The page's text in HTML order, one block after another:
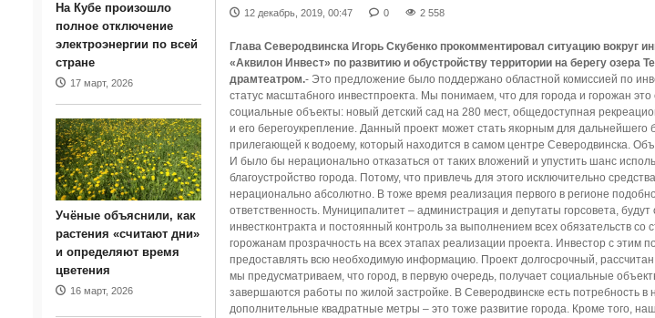
18.04.2026 - Мобильные комплексы
появились в Монтгомери
12 декабрь, 2019, 00:47 0 2 558
Глава Северодвинска Игорь Скубенко прокомментировал ситуацию вокруг
«Аквилон Инвест» по развитию и обустройству территории на берегу озера
драмтеатром.- Это предложение было поддержано областной комиссией по
статус масштабного инвестпроекта. Мы понимаем, что для города и горожан
социальные объекты: новый детский сад на 280 мест, общедоступная
и его берегоукрепление. Данный проект может стать якорным для дальнейшего
прилегающей к водоему, который находится в самом центре Северодвинска.
И было бы нерационально отказаться от таких вложений и упустить шанс
благоустройство города. Потому, что привлечь для этого исключительно
нерационально абсолютно. В тоже время реализация первого в регионе
ответственность. Муниципалитет – администрация и депутаты горсовета,
инвестконтракта и постоянный контроль за выполнением всех обязательств
горожанам прозрачность на всех этапах реализации проекта. Инвестор с этим
предоставлять всю необходимую информацию. Проект долгосрочный, рассчитан
мы предусматриваем, что город, в первую очередь, получает социальные
завершаются работы по жилой застройке. В Северодвинске есть потребность в
дополнительные квадратные метры – это тоже развитие города. Кроме того,
На Кубе произошло
полное отключение
электроэнергии по всей
стране
17 март, 2026
Учёные объяснили, как
растения «считают дни»
и определяют время
цветения
16 март, 2026